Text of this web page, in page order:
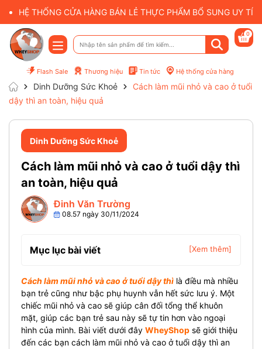
HỆ THỐNG CỬA HÀNG BÁN LẺ THỰC PHẨM BỔ SUNG UY
Flash Sale Thương hiệu Tin tức Hệ thống cửa hàng
0
Dinh Dưỡng Sức Khoẻ
Cách làm mũi nhỏ và cao ở tuổi
dậy thì an toàn, hiệu quả
Dinh Dưỡng Sức Khoẻ
Cách làm mũi nhỏ và cao ở tuổi dậy thì
an toàn, hiệu quả
Đinh Văn Trường
08.57 ngày 30/11/2024
Mục lục bài viết [Xem thêm]
Cách làm mũi nhỏ và cao ở tuổi dậy thì là điều mà nhiều
bạn trẻ cũng như bậc phụ huynh vẫn hết sức lưu ý. Một
chiếc mũi nhỏ và cao sẽ giúp cân đối tổng thể khuôn
mặt, giúp các bạn trẻ sau này sẽ tự tin hơn vào ngoại
hình của mình. Bài viết dưới đây WheyShop sẽ giới thiệu
đến các bạn cách làm mũi nhỏ và cao ở tuổi dậy thì an